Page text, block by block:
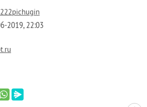
2019, 22:03